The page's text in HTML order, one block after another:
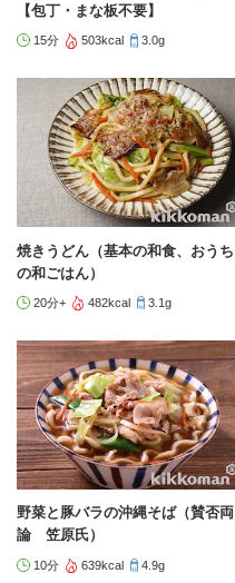
【包丁・まな板不要】
15分 503kcal 3.0g
焼きうどん（基本の和食、おうち
の和ごはん）
20分+ 482kcal 3.1g
野菜と豚バラの沖縄そば（賛否両
論 笠原氏）
10分 639kcal 4.9g